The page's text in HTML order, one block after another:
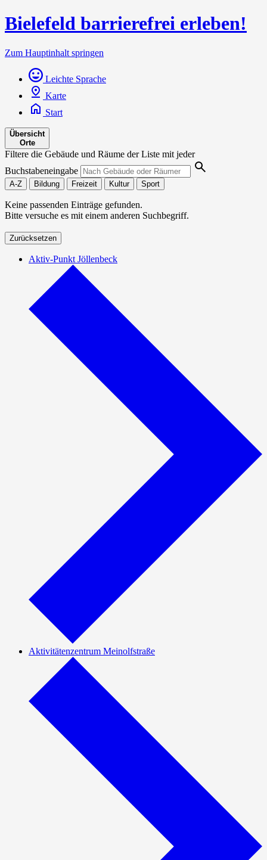
Bielefeld barrierefrei erleben!
Zum Hauptinhalt springen
Leichte Sprache
Karte
Start
Übersicht
Orte
Filtere die Gebäude und Räume der Liste mit jeder
Buchstabeneingabe
A-Z Bildung Freizeit Kultur Sport
Keine passenden Einträge gefunden.
Bitte versuche es mit einem anderen Suchbegriff.
Zurücksetzen
Aktiv-Punkt Jöllenbeck
Aktivitätenzentrum Meinolfstraße